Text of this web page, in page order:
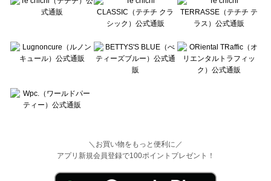
＼お買い物をもっと便利に／
アプリ新規会員登録で100ポイントプレゼント！